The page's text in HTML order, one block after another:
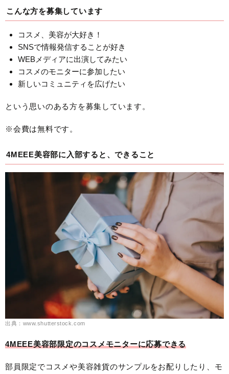
こんな方を募集しています
コスメ、美容が大好き！
SNSで情報発信することが好き
WEBメディアに出演してみたい
コスメのモニターに参加したい
新しいコミュニティを広げたい
という思いのある方を募集しています。
※会費は無料です。
4MEEE美容部に入部すると、できること
出典：www.shutterstock.com
4MEEE美容部限定のコスメモニターに応募できる
部員限定でコスメや美容雑貨のサンプルをお配りしたり、モ